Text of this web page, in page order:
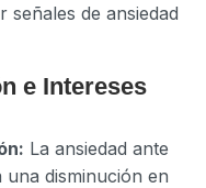
señales de ansiedad
e Intereses
La ansiedad ante
una disminución en